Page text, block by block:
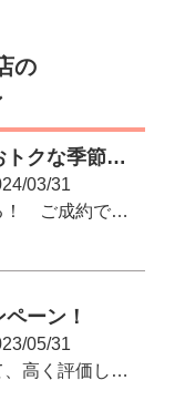
の
୨୧：半年に一度のおトクな季節がやってきた！：୨୧
03/31
ご来店査定でもらえる！ ご成約で当たる（かも）！
ーン！
05/31
安心して売却が出来て、高く評価してもらいたい！という方へ